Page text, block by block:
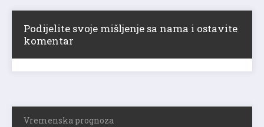
Podijelite svoje mišljenje sa nama i ostavite
komentar
Vremenska prognoza